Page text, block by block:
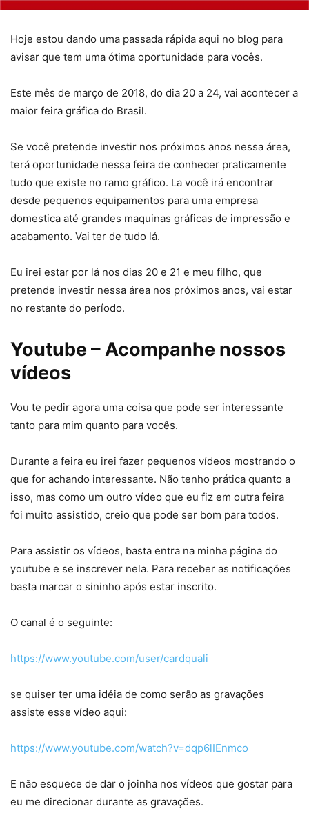
Hoje estou dando uma passada rápida aqui no blog para
avisar que tem uma ótima oportunidade para vocês.
Este mês de março de 2018, do dia 20 a 24, vai acontecer a
maior feira gráfica do Brasil.
Se você pretende investir nos próximos anos nessa área,
terá oportunidade nessa feira de conhecer praticamente
tudo que existe no ramo gráfico. La você irá encontrar
desde pequenos equipamentos para uma empresa
domestica até grandes maquinas gráficas de impressão e
acabamento. Vai ter de tudo lá.
Eu irei estar por lá nos dias 20 e 21 e meu filho, que
pretende investir nessa área nos próximos anos, vai estar
no restante do período.
Youtube – Acompanhe nossos
vídeos
Vou te pedir agora uma coisa que pode ser interessante
tanto para mim quanto para vocês.
Durante a feira eu irei fazer pequenos vídeos mostrando o
que for achando interessante. Não tenho prática quanto a
isso, mas como um outro vídeo que eu fiz em outra feira
foi muito assistido, creio que pode ser bom para todos.
Para assistir os vídeos, basta entra na minha página do
youtube e se inscrever nela. Para receber as notificações
basta marcar o sininho após estar inscrito.
O canal é o seguinte:
https://www.youtube.com/user/cardquali
se quiser ter uma idéia de como serão as gravações
assiste esse vídeo aqui:
https://www.youtube.com/watch?v=dqp6lIEnmco
E não esquece de dar o joinha nos vídeos que gostar para
eu me direcionar durante as gravações.